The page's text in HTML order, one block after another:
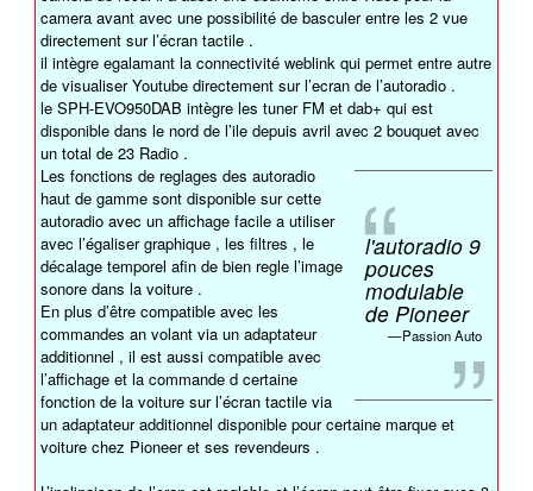
camera avant avec une possibilité de basculer entre les 2 vue
directement sur l’écran tactile .
il intègre egalamant la connectivité weblink qui permet entre autre
de visualiser Youtube directement sur l’ecran de l’autoradio .
le SPH-EVO950DAB intègre les tuner FM et dab+ qui est
disponible dans le nord de l’ile depuis avril avec 2 bouquet avec
un total de 23 Radio .
l'autoradio 9
pouces
modulable
de Pioneer
Passion Auto
Les fonctions de reglages des autoradio
haut de gamme sont disponible sur cette
autoradio avec un affichage facile a utiliser
avec l’égaliser graphique , les filtres , le
décalage temporel afin de bien regle l’image
sonore dans la voiture .
En plus d’être compatible avec les
commandes an volant via un adaptateur
additionnel , il est aussi compatible avec
l’affichage et la commande d certaine
fonction de la voiture sur l’écran tactile via
un adaptateur additionnel disponible pour certaine marque et
voiture chez Pioneer et ses revendeurs .